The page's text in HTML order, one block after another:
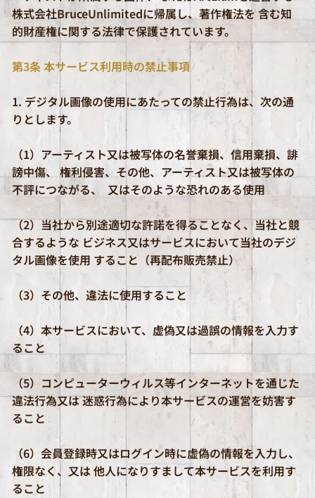
株式会社BruceUnlimitedに帰属し、著作権法を 含む知
的財産権に関する法律で保護されています。
第3条 本サービス利用時の禁止事項
1. デジタル画像の使用にあたっての禁止行為は、次の通
りとします。
（1）アーティスト又は被写体の名誉棄損、信用棄損、誹
謗中傷、 権利侵害、その他、アーティスト又は被写体の
不評につながる、 又はそのような恐れのある使用
（2）当社から別途適切な許諾を得ることなく、当社と競
合するような ビジネス又はサービスにおいて当社のデジ
タル画像を使用 すること（再配布販売禁止）
（3）その他、違法に使用すること
（4）本サービスにおいて、虚偽又は過誤の情報を入力す
ること
（5）コンピューターウィルス等インターネットを通じた
違法行為又は 迷惑行為により本サービスの運営を妨害す
ること
（6）会員登録時又はログイン時に虚偽の情報を入力し、
権限なく、又は 他人になりすまして本サービスを利用す
ること